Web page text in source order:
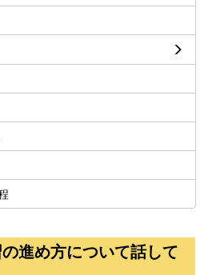
の進め方について話して